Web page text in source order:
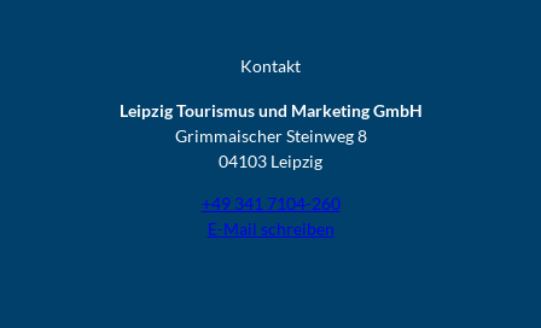
Kontakt
Leipzig Tourismus und Marketing GmbH
Grimmaischer Steinweg 8
04103 Leipzig
+49 341 7104-260
E-Mail schreiben